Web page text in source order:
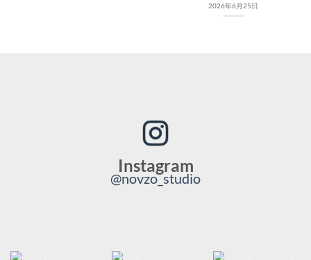
2026年6月25日
Instagram
@novzo_studio